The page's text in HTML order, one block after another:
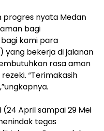
progres nyata Medan
bagi
kami para
yang bekerja di jalanan
rasa aman
“Terimakasih
April sampai 29 Mei
tegas